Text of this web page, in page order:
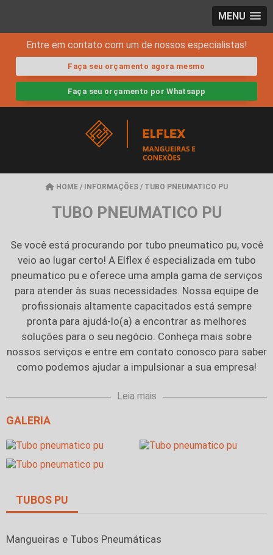
MENU
Entre em contato com um de nossos especialistas!
Faça seu orçamento agora mesmo
Faça seu orçamento por Whatsapp
HOME / INFORMAÇÕES / TUBO PNEUMATICO PU
TUBO PNEUMATICO PU
Se você está procurando por tubo pneumatico pu, você
veio ao lugar certo! A Elflex é especializada em tubo
pneumatico pu e oferece uma ampla gama de serviços
para atender às suas necessidades. Nossa equipe de
profissionais altamente capacitados está sempre
pronta para ajudá-lo(a) a encontrar as melhores
soluções para o seu negócio. Conheça mais sobre
nossos serviços e entre em contato conosco para saber
como podemos ajudar a impulsionar a sua empresa!
Leia mais
GALERIA
TUBOS PU
Mangueiras e Tubos Pneumáticas